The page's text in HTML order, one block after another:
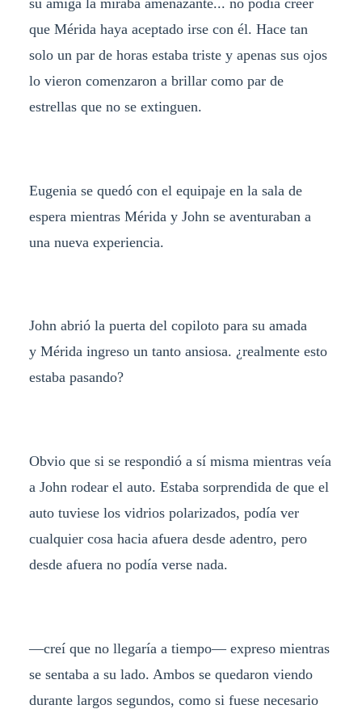
su amiga la miraba amenazante... no podía creer
que Mérida haya aceptado irse con él. Hace tan
solo un par de horas estaba triste y apenas sus ojos
lo vieron comenzaron a brillar como par de
estrellas que no se extinguen.
Eugenia se quedó con el equipaje en la sala de
espera mientras Mérida y John se aventuraban a
una nueva experiencia.
John abrió la puerta del copiloto para su amada
y Mérida ingreso un tanto ansiosa. ¿realmente esto
estaba pasando?
Obvio que si se respondió a sí misma mientras veía
a John rodear el auto. Estaba sorprendida de que el
auto tuviese los vidrios polarizados, podía ver
cualquier cosa hacia afuera desde adentro, pero
desde afuera no podía verse nada.
—creí que no llegaría a tiempo— expreso mientras
se sentaba a su lado. Ambos se quedaron viendo
durante largos segundos, como si fuese necesario